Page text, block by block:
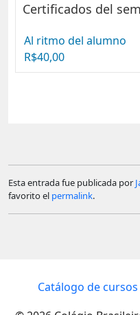
Certificados del
Al ritmo del alumno
R$40,00
Esta entrada fue publicada por
favorito el permalink.
Catálogo de cursos